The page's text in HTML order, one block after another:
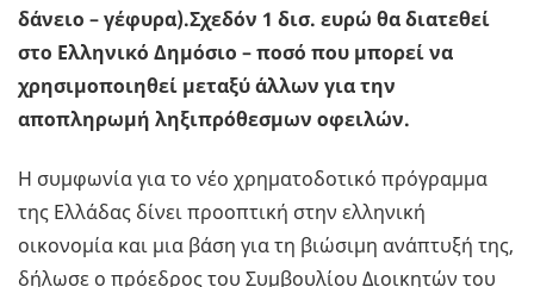
δάνειο – γέφυρα).Σχεδόν 1 δισ. ευρώ θα διατεθεί
στο Ελληνικό Δημόσιο – ποσό που μπορεί να
χρησιμοποιηθεί μεταξύ άλλων για την
αποπληρωμή ληξιπρόθεσμων οφειλών.
Η συμφωνία για το νέο χρηματοδοτικό πρόγραμμα
της Ελλάδας δίνει προοπτική στην ελληνική
οικονομία και μια βάση για τη βιώσιμη ανάπτυξή της,
δήλωσε ο πρόεδρος του Συμβουλίου Διοικητών του